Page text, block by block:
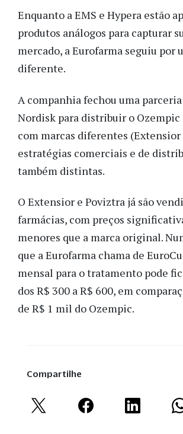
Enquanto a EMS e Hypera estão
produtos análogos para capturar
mercado, a Eurofarma seguiu por
diferente.
A companhia fechou uma
Nordisk para distribuir o Ozempic
com marcas diferentes
estratégias comerciais e de
também distintas.
O Extensior e Poviztra já são
farmácias, com preços
menores que a marca original.
que a Eurofarma chama de
mensal para o tratamento pode
dos R$ 300 a R$ 600, em
de R$ 1 mil do Ozempic.
Compartilhe